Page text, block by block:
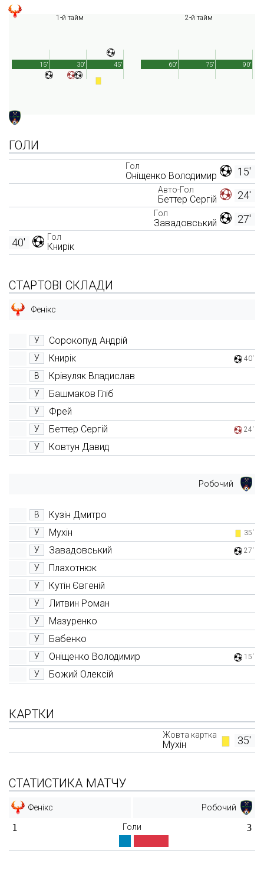
1-й тайм
45'
15' 30'
2-й тайм
90'
60' 75'
ГОЛИ
15'
Гол
Оніщенко Володимир
24'
Авто-Гол
Беттер Сергій
27'
Гол
Завадовський
Гол
Книрік
40'
СТАРТОВІ СКЛАДИ
Фенікс
У Сорокопуд Андрій
У Книрік 40'
В Крівуляк Владислав
У Башмаков Гліб
У Фрей
У Беттер Сергій 24'
У Ковтун Давид
Робочий
В Кузін Дмитро
У Мухін 35'
У Завадовський 27'
У Плахотнюк
У Кутін Євгеній
У Литвин Роман
У Мазуренко
У Бабенко
У Оніщенко Володимир 15'
У Божий Олексій
КАРТКИ
35'
Жовта картка
Мухін
СТАТИСТИКА МАТЧУ
Фенікс Робочий
1 Голи 3